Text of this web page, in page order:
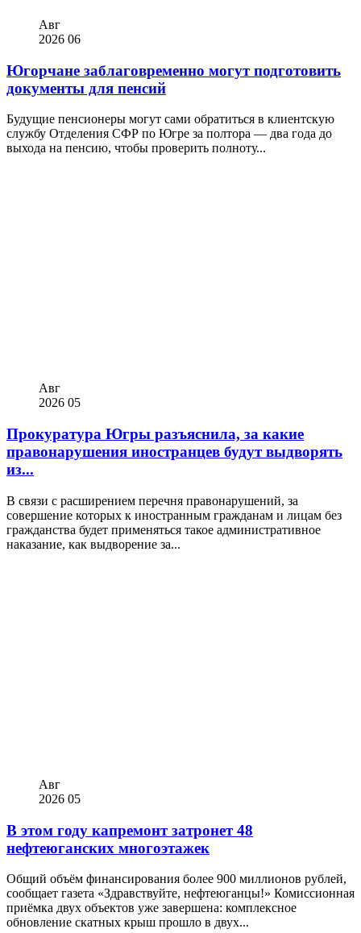
Авг
2026 06
Югорчане заблаговременно могут подготовить
документы для пенсий
Будущие пенсионеры могут сами обратиться в клиентскую
службу Отделения СФР по Югре за полтора — два года до
выхода на пенсию, чтобы проверить полноту...
Авг
2026 05
Прокуратура Югры разъяснила, за какие
правонарушения иностранцев будут выдворять
из...
В связи с расширением перечня правонарушений, за
совершение которых к иностранным гражданам и лицам без
гражданства будет применяться такое административное
наказание, как выдворение за...
Авг
2026 05
В этом году капремонт затронет 48
нефтеюганских многоэтажек
Общий объём финансирования более 900 миллионов рублей,
сообщает газета «Здравствуйте, нефтеюганцы!» Комиссионная
приёмка двух объектов уже завершена: комплексное
обновление скатных крыш прошло в двух...